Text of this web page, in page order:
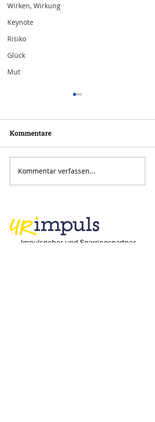
Wirken, Wirkung
Keynote
Risiko
Glück
Mut
Inspiration zur Woche
11/2024
Kommentare
Kommentar verfassen...
Impulsgeber und Sparringspartner